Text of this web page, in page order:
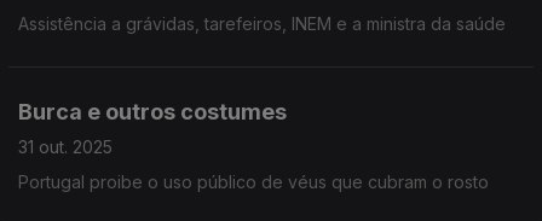
Assistência a grávidas, tarefeiros, INEM e a ministra da saúde
Burca e outros costumes
31 out. 2025
Portugal proibe o uso público de véus que cubram o rosto